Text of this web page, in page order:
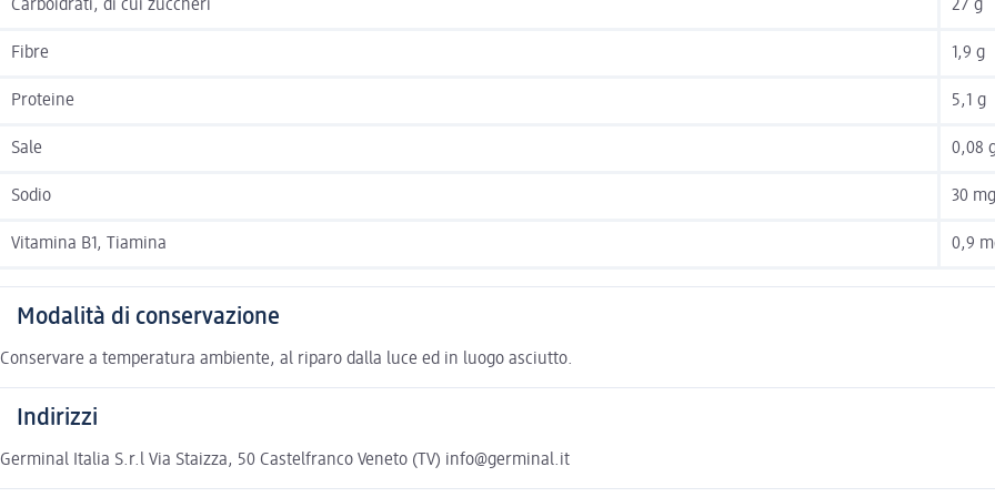
Carboidrati, di cui zuccheri 27 g
Fibre 1,9 g
Proteine 5,1 g
Sale 0,08
Sodio 30 mg
Vitamina B1, Tiamina 0,9
Modalità di conservazione
Conservare a temperatura ambiente, al riparo dalla luce ed in luogo asciutto.
Indirizzi
Germinal Italia S.r.l Via Staizza, 50 Castelfranco Veneto (TV) info@germinal.it